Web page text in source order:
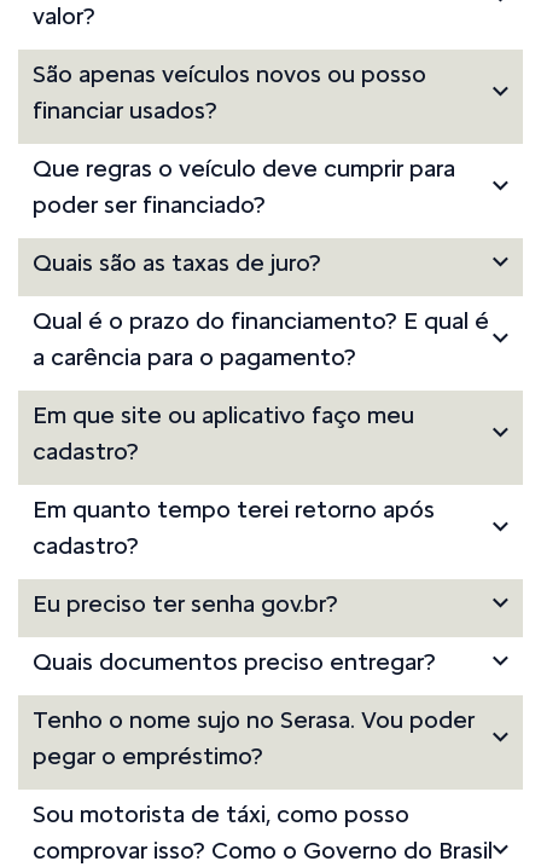
valor?
São apenas veículos novos ou posso
financiar usados?
Que regras o veículo deve cumprir para
poder ser financiado?
Quais são as taxas de juro?
Qual é o prazo do financiamento? E qual é
a carência para o pagamento?
Em que site ou aplicativo faço meu
cadastro?
Em quanto tempo terei retorno após
cadastro?
Eu preciso ter senha gov.br?
Quais documentos preciso entregar?
Tenho o nome sujo no Serasa. Vou poder
pegar o empréstimo?
Sou motorista de táxi, como posso
comprovar isso? Como o Governo do Brasil